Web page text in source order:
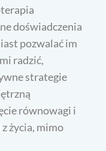
doświadczenia
pozwalać im
radzić,
strategie
równowagi i
życia, mimo